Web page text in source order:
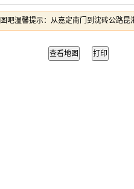
图吧温馨提示：从嘉定南门到沈砖公路昆
查看地图 打印